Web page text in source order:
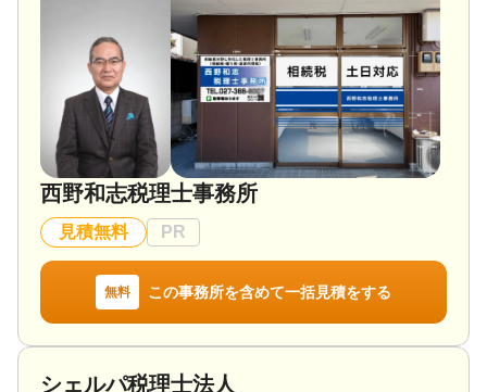
対応地域
埼玉県及び群馬県中心 全国対応可（リモート対応、
メール等対応できる方に限ります）
対応業務
遺留分 / 遺産分割 / 相続財産調査 / 相続税申告 / 相続
手続き / 銀行手続き / 戸籍収集 / 相続人調査 / 生前贈
与（不動産名義変更）
対応体制
電話相談可 / 訪問可 / 女性スタッフ対応可 / 土日相談
可 / 初回相談無料 / 18時以降相談可 / オンライン面談
可 / 事務所面談可
西野和志税理士事務所
見積無料 PR
無料 この事務所を含めて一括見積をする
シェルパ税理士法人